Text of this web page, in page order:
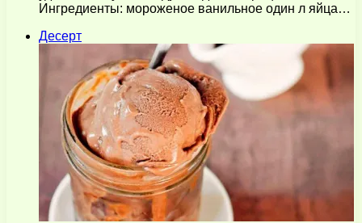
Ингредиенты: мороженое ванильное один л яйца…
Десерт